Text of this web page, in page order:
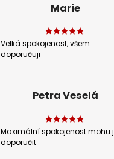
Marie
Velká spokojenost, všem
doporučuji
Petra Veselá
Maximální spokojenost.mohu
doporučit